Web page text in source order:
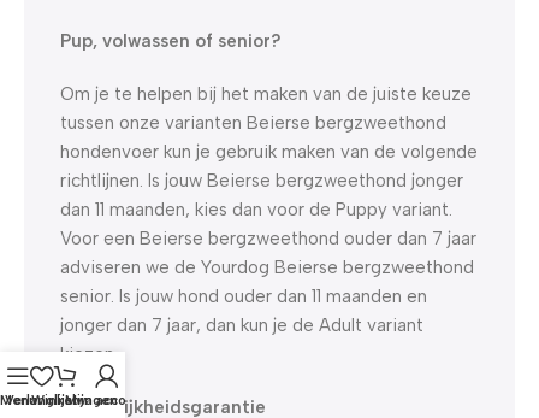
Pup, volwassen of senior?
Om je te helpen bij het maken van de juiste keuze
tussen onze varianten Beierse bergzweethond
hondenvoer kun je gebruik maken van de volgende
richtlijnen. Is jouw Beierse bergzweethond jonger
dan 11 maanden, kies dan voor de Puppy variant.
Voor een Beierse bergzweethond ouder dan 7 jaar
adviseren we de Yourdog Beierse bergzweethond
senior. Is jouw hond ouder dan 11 maanden en
jonger dan 7 jaar, dan kun je de Adult variant
kiezen.
Smakelijkheidsgarantie
Menu
Verlanglijst
Winkelwagen
Mijn account